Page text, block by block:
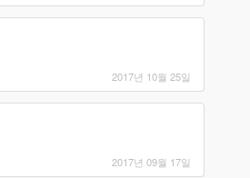
2017년 10월 25일
2017년 09월 17일